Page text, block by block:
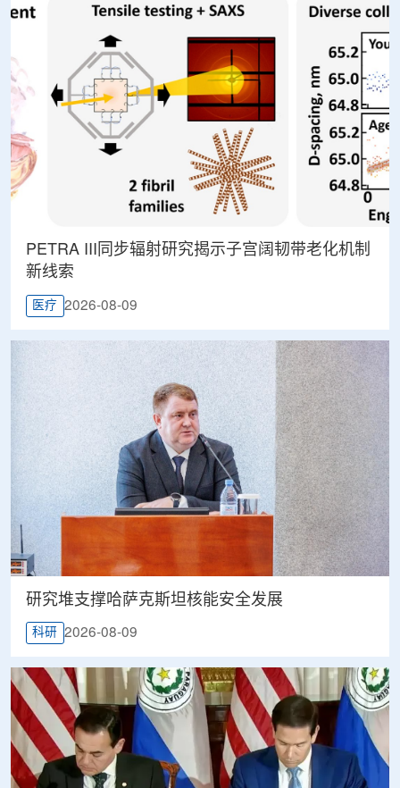
PETRA III同步辐射研究揭示子宫阔韧带老化机制
新线索
医疗 2026-08-09
研究堆支撑哈萨克斯坦核能安全发展
科研 2026-08-09